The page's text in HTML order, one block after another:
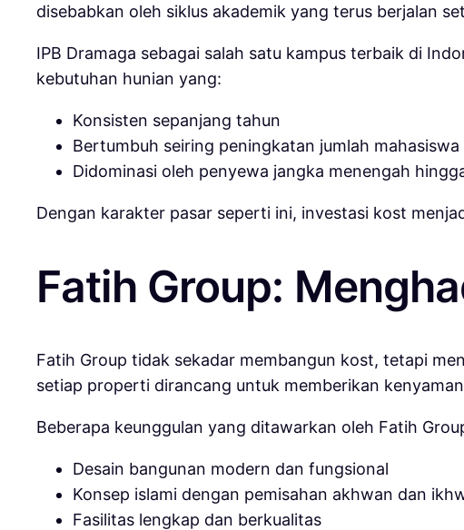
disebabkan oleh siklus akademik yang terus berjalan
IPB Dramaga sebagai salah satu kampus terbaik di
kebutuhan hunian yang:
Konsisten sepanjang tahun
Bertumbuh seiring peningkatan jumlah mahasiswa
Didominasi oleh penyewa jangka menengah
Dengan karakter pasar seperti ini, investasi kost
Fatih Group:
Fatih Group tidak sekadar membangun kost, tetapi
setiap properti dirancang untuk memberikan
Beberapa keunggulan yang ditawarkan oleh Fatih
Desain bangunan modern dan fungsional
Konsep islami dengan pemisahan akhwan dan
Fasilitas lengkap dan berkualitas